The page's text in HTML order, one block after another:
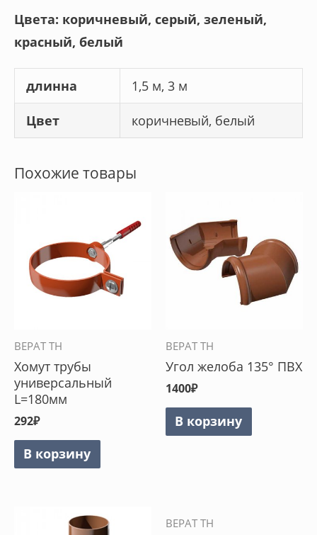
Цвета: коричневый, серый, зеленый,
красный, белый
длинна 1,5 м, 3 м
Цвет коричневый, белый
Похожие товары
ВЕРАТ ТН
Хомут трубы
универсальный
L=180мм
292₽
В корзину
ВЕРАТ ТН
Угол желоба 135° ПВХ
1400₽
В корзину
ВЕРАТ ТН